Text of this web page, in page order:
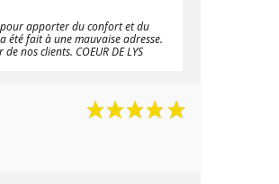
pour apporter du confort et du
été fait à une mauvaise adresse.
nos clients. COEUR DE LYS